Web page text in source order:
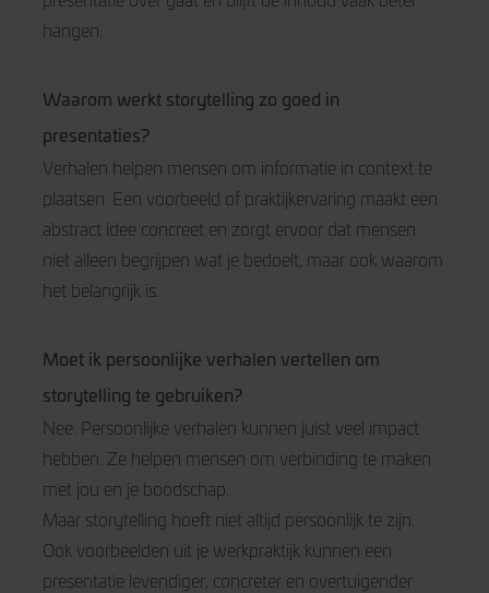
hangen.
Waarom werkt storytelling zo goed in
presentaties?
Verhalen helpen mensen om informatie in context te
plaatsen. Een voorbeeld of praktijkervaring maakt een
abstract idee concreet en zorgt ervoor dat mensen
niet alleen begrijpen wat je bedoelt, maar ook waarom
het belangrijk is.
Moet ik persoonlijke verhalen vertellen om
storytelling te gebruiken?
Nee. Persoonlijke verhalen kunnen juist veel impact
hebben. Ze helpen mensen om verbinding te maken
met jou en je boodschap.
Maar storytelling hoeft niet altijd persoonlijk te zijn.
Ook voorbeelden uit je werkpraktijk kunnen een
presentatie levendiger, concreter en overtuigender